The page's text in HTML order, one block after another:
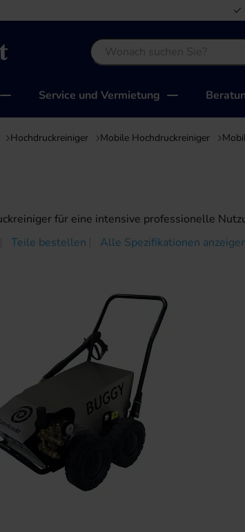
Service und Vermietung
Hochdruckreiniger Mobile Hochdruckreiniger
für eine intensive professionelle
Teile bestellen Alle Spezifikationen